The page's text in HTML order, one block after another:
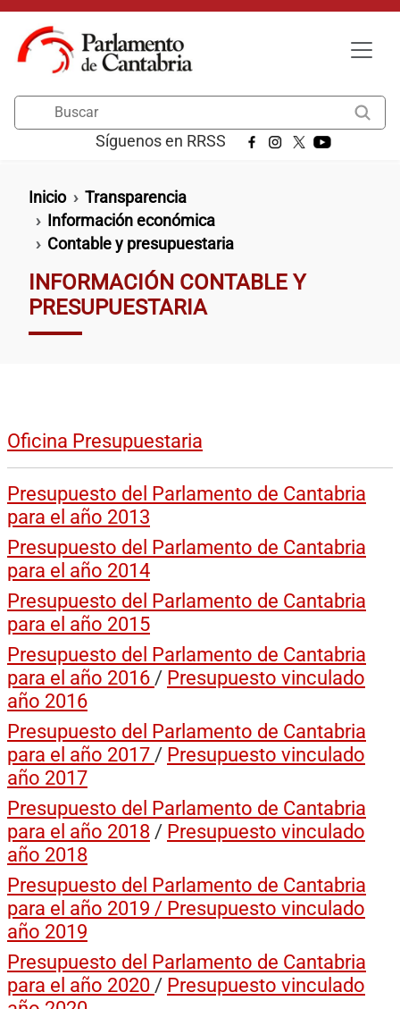
Pasar al contenido principal
Síguenos en RRSS
Ruta de navegación
Inicio
Transparencia
Información económica
Contable y presupuestaria
INFORMACIÓN CONTABLE Y
PRESUPUESTARIA
Oficina Presupuestaria
Presupuesto del Parlamento de Cantabria
para el año 2013
Presupuesto del Parlamento de Cantabria
para el año 2014
Presupuesto del Parlamento de Cantabria
para el año 2015
Presupuesto del Parlamento de Cantabria
para el año 2016 / Presupuesto vinculado
año 2016
Presupuesto del Parlamento de Cantabria
para el año 2017 / Presupuesto vinculado
año 2017
Presupuesto del Parlamento de Cantabria
para el año 2018 / Presupuesto vinculado
año 2018
Presupuesto del Parlamento de Cantabria
para el año 2019 / Presupuesto vinculado
año 2019
Presupuesto del Parlamento de Cantabria
para el año 2020 / Presupuesto vinculado